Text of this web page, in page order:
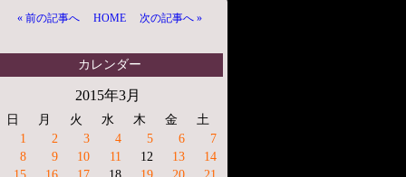
« 前の記事へ HOME 次の記事へ »
カレンダー
2015年3月
日 月 火 水 木 金
土
1
2 3 4 5 6
7
8
9 10 11 12 13
14